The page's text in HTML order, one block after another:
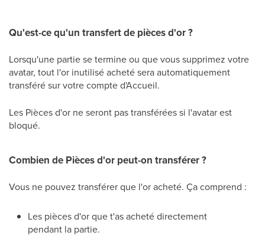
Qu'est-ce qu'un transfert de pièces d'or ?
Lorsqu'une partie se termine ou que vous supprimez votre
avatar, tout l'or inutilisé acheté sera automatiquement
transféré sur votre compte d'Accueil.
Les Pièces d'or ne seront pas transférées si l'avatar est
bloqué.
Combien de Pièces d'or peut-on transférer ?
Vous ne pouvez transférer que l'or acheté. Ça comprend :
Les pièces d'or que t'as acheté directement
pendant la partie.